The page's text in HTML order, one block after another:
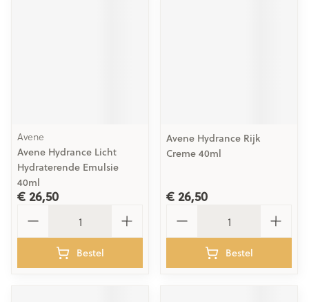
Avene
Avene Hydrance Licht
Hydraterende Emulsie
40ml
€ 26,50
Bestel
Avene Hydrance Rijk
Creme 40ml
€ 26,50
Bestel